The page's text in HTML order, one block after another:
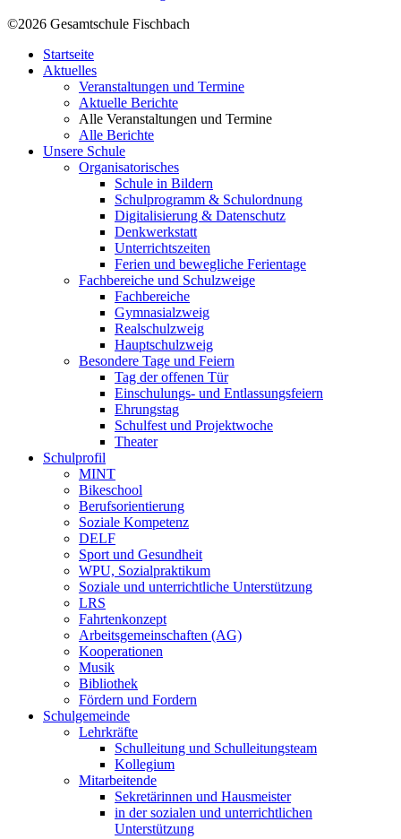
©2026 Gesamtschule Fischbach
Startseite
Aktuelles
Veranstaltungen und Termine
Aktuelle Berichte
Alle Veranstaltungen und Termine
Alle Berichte
Unsere Schule
Organisatorisches
Schule in Bildern
Schulprogramm & Schulordnung
Digitalisierung & Datenschutz
Denkwerkstatt
Unterrichtszeiten
Ferien und bewegliche Ferientage
Fachbereiche und Schulzweige
Fachbereiche
Gymnasialzweig
Realschulzweig
Hauptschulzweig
Besondere Tage und Feiern
Tag der offenen Tür
Einschulungs- und Entlassungsfeiern
Ehrungstag
Schulfest und Projektwoche
Theater
Schulprofil
MINT
Bikeschool
Berufsorientierung
Soziale Kompetenz
DELF
Sport und Gesundheit
WPU, Sozialpraktikum
Soziale und unterrichtliche Unterstützung
LRS
Fahrtenkonzept
Arbeitsgemeinschaften (AG)
Kooperationen
Musik
Bibliothek
Fördern und Fordern
Schulgemeinde
Lehrkräfte
Schulleitung und Schulleitungsteam
Kollegium
Mitarbeitende
Sekretärinnen und Hausmeister
in der sozialen und unterrichtlichen
Unterstützung